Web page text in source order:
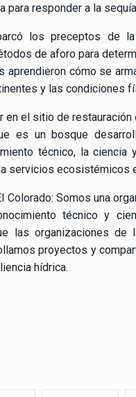
para responder a la
los preceptos de
de aforo para
aprendieron cómo se
y las condiciones
en el sitio de
es un bosque
técnico, la ciencia
servicios ecosistémicos
Colorado: Somos una
técnico y
las organizaciones
proyectos y
hídrica.